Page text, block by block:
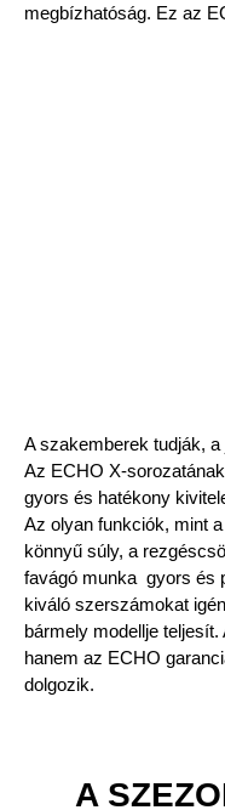
megbízhatóság. Ez az
A szakemberek tudják,
Az ECHO X-
gyors és hatékony
Az olyan funkciók, mint
könnyű súly, a
favágó munka gyors és
kiváló szerszámokat
bármely modellje
hanem az ECHO
dolgozik.
A